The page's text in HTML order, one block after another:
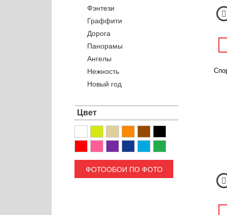
Фэнтези
Граффити
Дорога
Панорамы
Ангелы
Нежность
Новый год
Цвет
ФОТООБОИ ПО ФОТО